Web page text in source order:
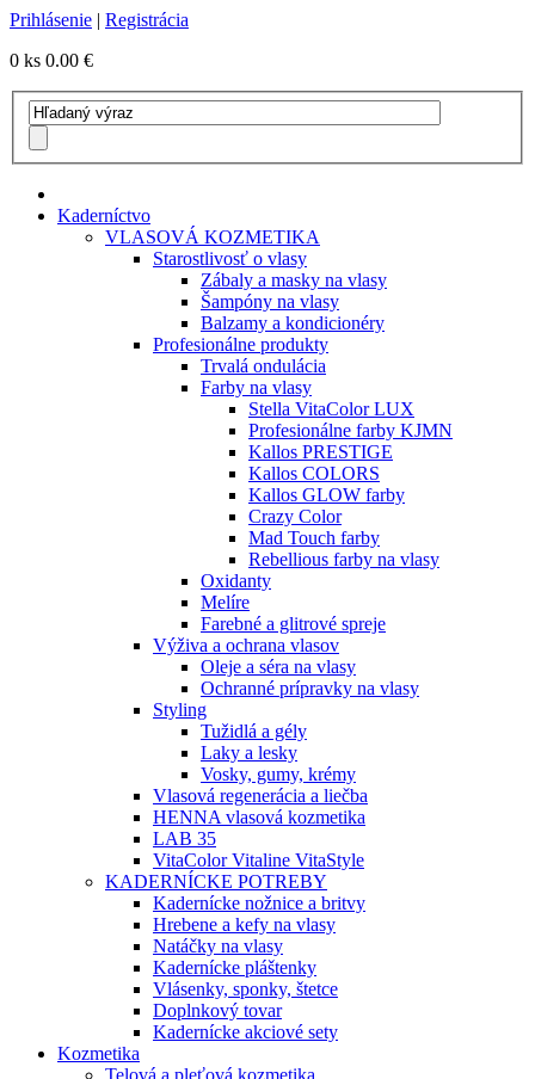
Prihlásenie | Registrácia
0 ks 0.00 €
Kaderníctvo
VLASOVÁ KOZMETIKA
Starostlivosť o vlasy
Zábaly a masky na vlasy
Šampóny na vlasy
Balzamy a kondicionéry
Profesionálne produkty
Trvalá ondulácia
Farby na vlasy
Stella VitaColor LUX
Profesionálne farby KJMN
Kallos PRESTIGE
Kallos COLORS
Kallos GLOW farby
Crazy Color
Mad Touch farby
Rebellious farby na vlasy
Oxidanty
Melíre
Farebné a glitrové spreje
Výživa a ochrana vlasov
Oleje a séra na vlasy
Ochranné prípravky na vlasy
Styling
Tužidlá a gély
Laky a lesky
Vosky, gumy, krémy
Vlasová regenerácia a liečba
HENNA vlasová kozmetika
LAB 35
VitaColor Vitaline VitaStyle
KADERNÍCKE POTREBY
Kadernícke nožnice a britvy
Hrebene a kefy na vlasy
Natáčky na vlasy
Kadernícke pláštenky
Vlásenky, sponky, štetce
Doplnkový tovar
Kadernícke akciové sety
Kozmetika
Telová a pleťová kozmetika